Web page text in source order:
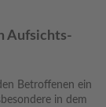
Aufsichts­
Betroffenen ein
in dem